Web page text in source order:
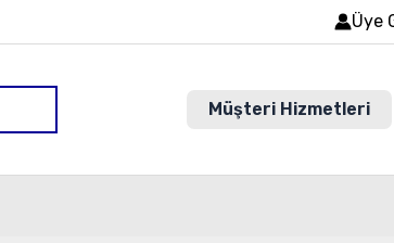
Üye
Müşteri Hizmetleri